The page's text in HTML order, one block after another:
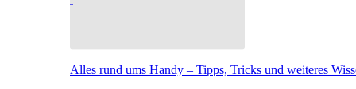
Alles rund ums Handy – Tipps, Tricks und weiteres